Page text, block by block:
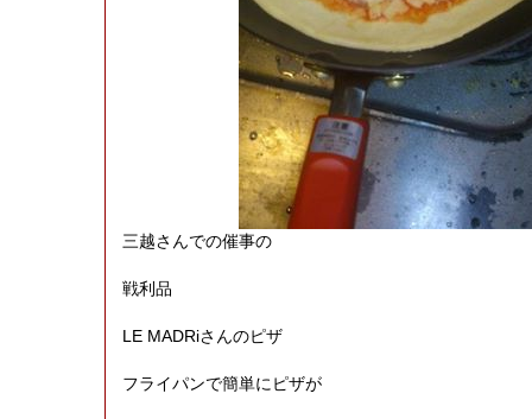
三越さんでの催事の
戦利品
LE MADRiさんのピザ
フライパンで簡単にピザが